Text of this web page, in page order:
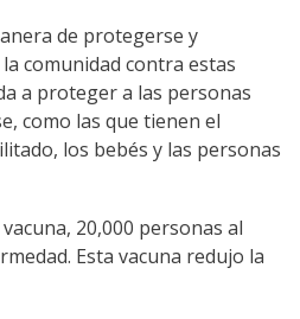
de protegerse y
comunidad contra estas
a proteger a las personas
como las que tienen el
los bebés y las personas
20,000 personas al
Esta vacuna redujo la